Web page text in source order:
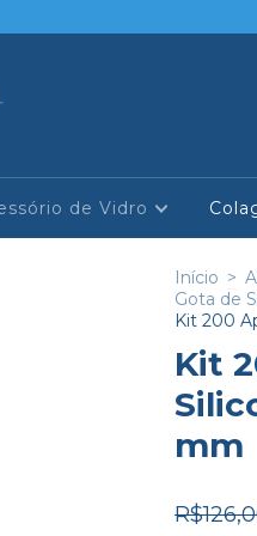
de Vidro
Início >
Gota de
Kit 200
Kit
mm